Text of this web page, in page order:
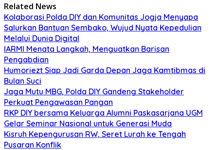
Related News
Kolaborasi Polda DIY dan Komunitas Jogja Menyapa
Salurkan Bantuan Sembako, Wujud Nyata Kepedulian
Melalui Dunia Digital
IARMI Menata Langkah, Menguatkan Barisan
Pengabdian
Humoriezt Siap Jadi Garda Depan Jaga Kamtibmas di
Bulan Suci
Jaga Mutu MBG, Polda DIY Gandeng Stakeholder
Perkuat Pengawasan Pangan
RKP DIY bersama Keluarga Alumni Paskasarjana UGM
Gelar Seminar Nasional untuk Generasi Muda
Kisruh Kepengurusan RW, Seret Lurah ke Tengah
Pusaran Konflik